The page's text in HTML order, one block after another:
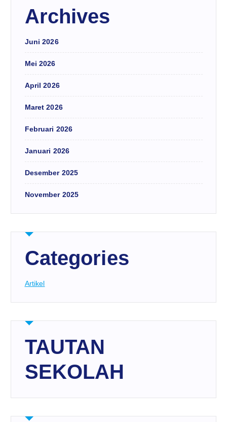
Archives
Juni 2026
Mei 2026
April 2026
Maret 2026
Februari 2026
Januari 2026
Desember 2025
November 2025
Categories
Artikel
TAUTAN
SEKOLAH